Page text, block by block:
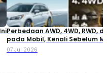
Perbedaan AWD, 4WD, RWD,
pada Mobil, Kenali Sebelum
07 Jul 2026